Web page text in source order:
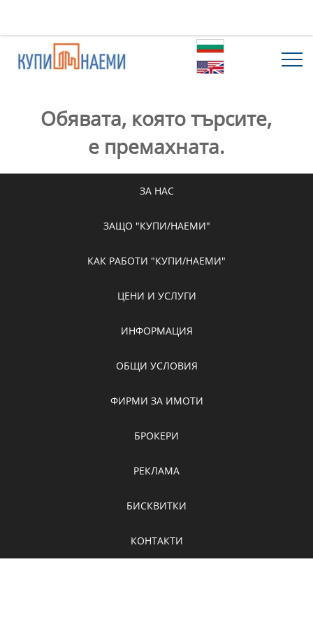
Обявата, която търсите,
е премахната.
ЗА НАС
ЗАЩО "КУПИ/НАЕМИ"
КАК РАБОТИ "КУПИ/НАЕМИ"
ЦЕНИ И УСЛУГИ
ИНФОРМАЦИЯ
ОБЩИ УСЛОВИЯ
ФИРМИ ЗА ИМОТИ
БРОКЕРИ
РЕКЛАМА
БИСКВИТКИ
КОНТАКТИ